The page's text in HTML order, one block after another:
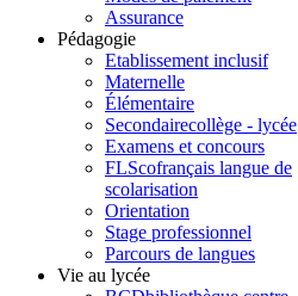
Assurance
Pédagogie
Etablissement inclusif
Maternelle
Élémentaire
Secondairecollège - lycée
Examens et concours
FLScofrançais langue de
scolarisation
Orientation
Stage professionnel
Parcours de langues
Vie au lycée